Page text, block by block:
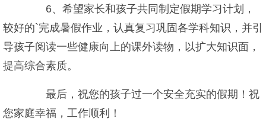
6、希望家长和孩子共同制定假期学习计划，
较好的`完成暑假作业，认真复习巩固各学科知识，并引
导孩子阅读一些健康向上的课外读物，以扩大知识面，
提高综合素质。
最后，祝您的孩子过一个安全充实的假期！祝
您家庭幸福，工作顺利！